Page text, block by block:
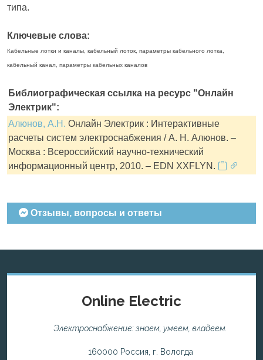
типа.
Ключевые слова:
Кабельные лотки и каналы, кабельный лоток, параметры кабельного лотка,
кабельный канал, параметры кабельных каналов
Библиографическая ссылка на ресурс "Онлайн
Электрик":
Алюнов, А.Н. Онлайн Электрик : Интерактивные
расчеты систем электроснабжения / А. Н. Алюнов. –
Москва : Всероссийский научно-технический
информационный центр, 2010. – EDN XXFLYN.
Отзывы, вопросы и ответы
Online Electric
Электроснабжение: знаем, умеем, владеем.
160000 Россия, г. Вологда